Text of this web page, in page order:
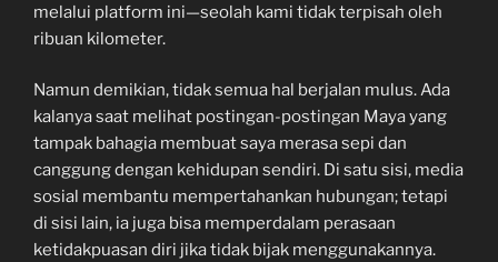
melalui platform ini—seolah kami tidak terpisah oleh
ribuan kilometer.
Namun demikian, tidak semua hal berjalan mulus. Ada
kalanya saat melihat postingan-postingan Maya yang
tampak bahagia membuat saya merasa sepi dan
canggung dengan kehidupan sendiri. Di satu sisi, media
sosial membantu mempertahankan hubungan; tetapi
di sisi lain, ia juga bisa memperdalam perasaan
ketidakpuasan diri jika tidak bijak menggunakannya.